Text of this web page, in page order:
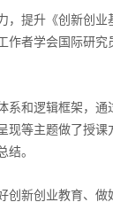
提升《创新创
者学会国际研
和逻辑框架，
等主题做了授
结。
新创业教育、